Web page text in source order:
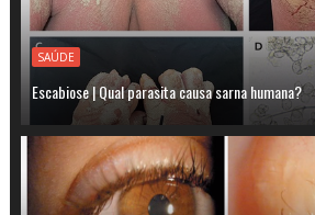
SAÚDE
Escabiose | Qual parasita causa sarna humana?